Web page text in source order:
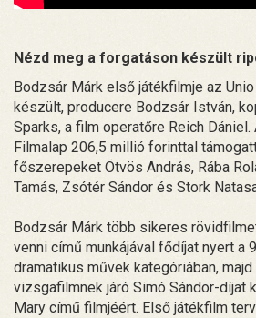
Nézd meg a forgatáson készült
Bodzsár Márk első játékfilmje az
készült, producere Bodzsár István,
Sparks, a film operatőre Reich
Filmalap 206,5 millió forinttal
főszerepeket Ötvös András, Rába
Tamás, Zsótér Sándor és Stork
Bodzsár Márk több sikeres
venni című munkájával fődíjat nyert a
dramatikus művek kategóriában,
vizsgafilmnek járó Simó Sándor-díjat
Mary című filmjéért. Első játékfilm